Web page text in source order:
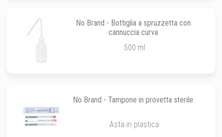
No Brand - Bottiglia a spruzzetta con
cannuccia curva
500 ml
No Brand - Tampone in provetta sterile
Asta in plastica